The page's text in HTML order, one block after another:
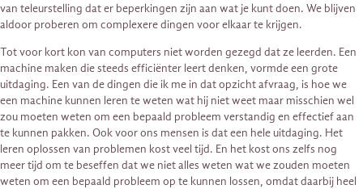
van teleurstelling dat er beperkingen zijn aan wat je kunt doen. We blijven
aldoor proberen om complexere dingen voor elkaar te krijgen.
Tot voor kort kon van computers niet worden gezegd dat ze leerden. Een
machine maken die steeds efficiënter leert denken, vormde een grote
uitdaging. Een van de dingen die ik me in dat opzicht afvraag, is hoe we
een machine kunnen leren te weten wat hij niet weet maar misschien wel
zou moeten weten om een ​​bepaald probleem verstandig en effectief aan
te kunnen pakken. Ook voor ons mensen is dat een hele uitdaging. Het
leren oplossen van problemen kost veel tijd. En het kost ons zelfs nog
meer tijd om te beseffen dat we niet alles weten wat we zouden moeten
weten om een ​​bepaald probleem op te kunnen lossen, omdat daarbij heel